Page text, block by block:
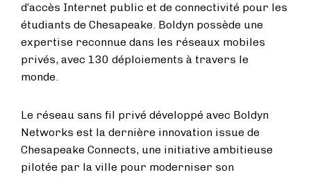
d’accès Internet public et de connectivité pour les
étudiants de Chesapeake. Boldyn possède une
expertise reconnue dans les réseaux mobiles
privés, avec 130 déploiements à travers le
monde.
Le réseau sans fil privé développé avec Boldyn
Networks est la dernière innovation issue de
Chesapeake Connects, une initiative ambitieuse
pilotée par la ville pour moderniser son